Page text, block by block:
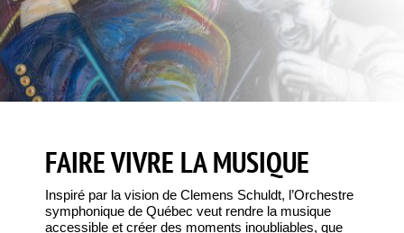
FAIRE VIVRE LA MUSIQUE
Inspiré par la vision de Clemens Schuldt, l’Orchestre
symphonique de Québec veut rendre la musique
accessible et créer des moments inoubliables, que